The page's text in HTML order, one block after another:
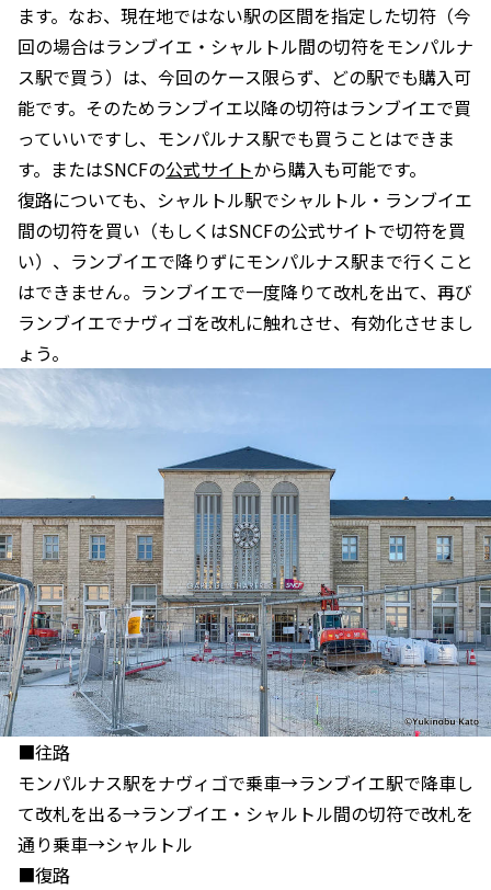
ます。なお、現在地ではない駅の区間を指定した切符（今
回の場合はランブイエ・シャルトル間の切符をモンパルナ
ス駅で買う）は、今回のケース限らず、どの駅でも購入可
能です。そのためランブイエ以降の切符はランブイエで買
っていいですし、モンパルナス駅でも買うことはできま
す。またはSNCFの公式サイトから購入も可能です。
復路についても、シャルトル駅でシャルトル・ランブイエ
間の切符を買い（もしくはSNCFの公式サイトで切符を買
い）、ランブイエで降りずにモンパルナス駅まで行くこと
はできません。ランブイエで一度降りて改札を出て、再び
ランブイエでナヴィゴを改札に触れさせ、有効化させまし
ょう。
■往路
モンパルナス駅をナヴィゴで乗車→ランブイエ駅で降車し
て改札を出る→ランブイエ・シャルトル間の切符で改札を
通り乗車→シャルトル
■復路